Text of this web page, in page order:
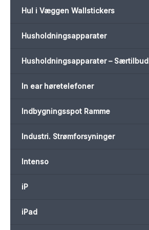
Hul i Væggen Wallstickers
Husholdningsapparater
Husholdningsapparater – Særtilbud
In ear høretelefoner
Indbygningsspot Ramme
Industri. Strømforsyninger
Intenso
iP
iPad